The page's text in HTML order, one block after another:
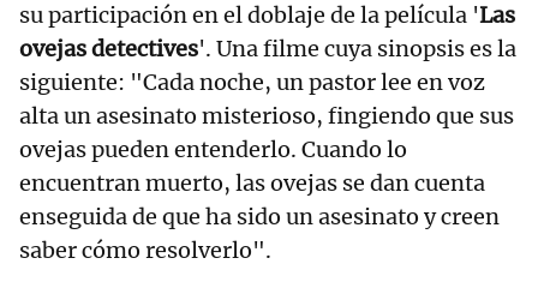
su participación en el doblaje de la película 'Las
ovejas detectives'. Una filme cuya sinopsis es la
siguiente: "Cada noche, un pastor lee en voz
alta un asesinato misterioso, fingiendo que sus
ovejas pueden entenderlo. Cuando lo
encuentran muerto, las ovejas se dan cuenta
enseguida de que ha sido un asesinato y creen
saber cómo resolverlo".